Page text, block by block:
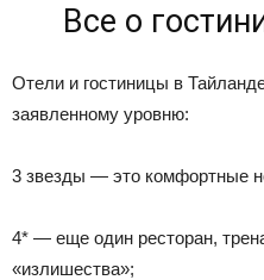
Все о
Отели и гостиницы в
заявленному уровню:
3 звезды — это комфортные
4* — еще один ресторан,
«излишества»;